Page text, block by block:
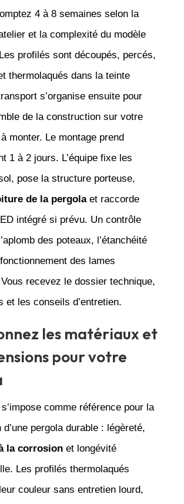
4 à 8 semaines selon la
et la complexité du modèle
profilés sont découpés, percés,
thermolaqués dans la teinte
s’organise ensuite pour
de la construction sur votre
monter. Le montage prend
1 à 2 jours. L’équipe fixe les
pose la structure porteuse,
de la pergolaet raccorde
intégré si prévu. Un contrôle
des poteaux, l’étanchéité
des lames
recevez le dossier technique,
et les conseils d’entretien.
les matériaux et
pour votre
s’impose comme référence pour la
pergola durable : légèreté,
la corrosionet longévité
Les profilés thermolaqués
couleur sans entretien lourd,